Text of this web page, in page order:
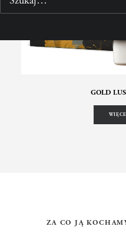
GOLD
ZA CO JĄ